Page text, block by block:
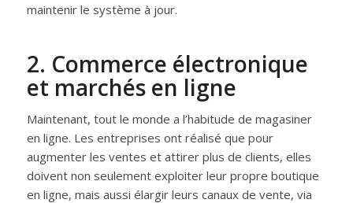
maintenir le système à jour.
2. Commerce électronique
et marchés en ligne
Maintenant, tout le monde a l’habitude de magasiner
en ligne. Les entreprises ont réalisé que pour
augmenter les ventes et attirer plus de clients, elles
doivent non seulement exploiter leur propre boutique
en ligne, mais aussi élargir leurs canaux de vente, via